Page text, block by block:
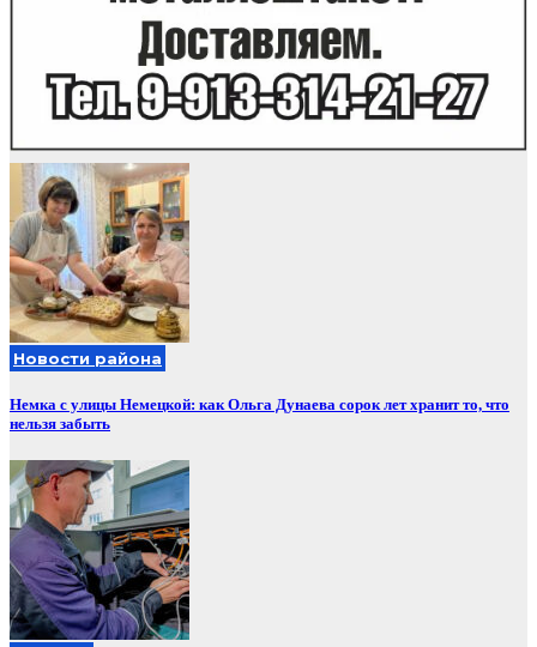
Новости района
Немка с улицы Немецкой: как Ольга Дунаева сорок лет хранит то, что
нельзя забыть